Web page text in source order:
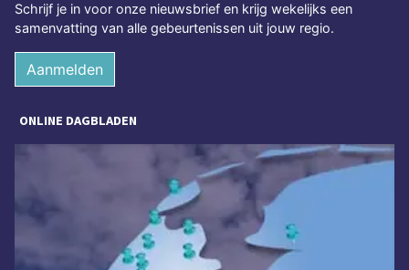
Schrijf je in voor onze nieuwsbrief en krijg wekelijks een
samenvatting van alle gebeurtenissen uit jouw regio.
Aanmelden
ONLINE DAGBLADEN